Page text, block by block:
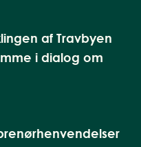
af Travbyen
i dialog om